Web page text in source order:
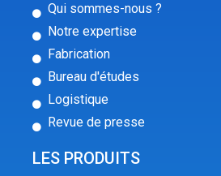
Qui sommes-nous ?
Notre expertise
Fabrication
Bureau d'études
Logistique
Revue de presse
LES PRODUITS